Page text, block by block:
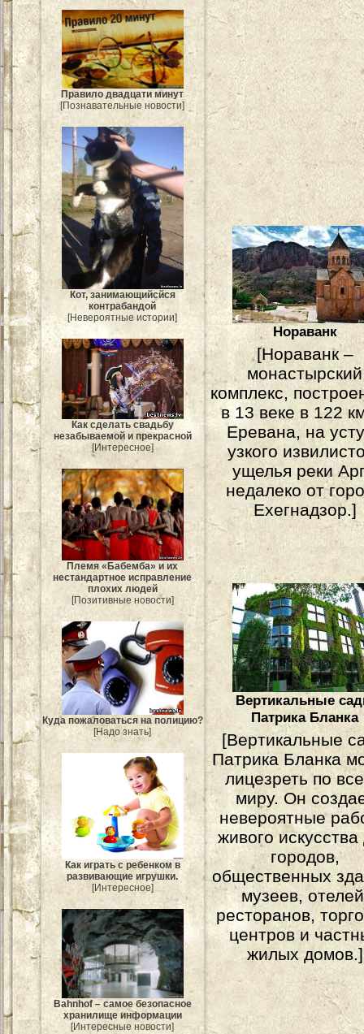
Правило двадцати минут
[Познавательные новости]
Кот, занимающийсйся
контрабандой
[Невероятные истории]
Как сделать свадьбу
незабываемой и прекрасной
[Интересное]
Племя «Бабемба» и их
нестандартное исправление
плохих людей
[Позитивные новости]
Куда пожаловаться на полицию?
[Надо знать]
Как играть с ребенком в
развивающие игрушки.
[Интересное]
Bahnhof – самое безопасное
хранилище информации
[Интересные новости]
Нораванк
[Нораванк –
монастырский
комплекс,
в 13 веке в 122
Еревана, на
узкого
ущелья реки
недалеко от
Ехегнадзор.]
Вертикальные
Патрика Бланка
[Вертикальные
Патрика Бланка
лицезреть по
миру. Он
невероятные
живого искусства
городов,
общественных
музеев,
ресторанов,
центров и
жилых домов.]